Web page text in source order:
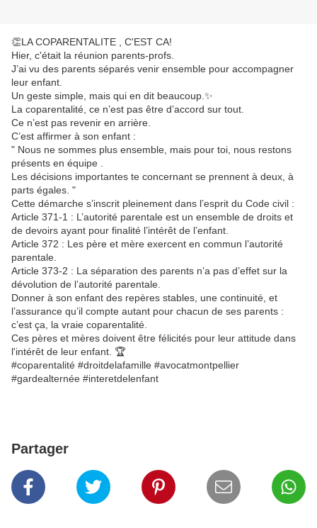
👏LA COPARENTALITE , C'EST CA!
Hier, c'était la réunion parents-profs.
J’ai vu des parents séparés venir ensemble pour accompagner
leur enfant.
Un geste simple, mais qui en dit beaucoup.✨
La coparentalité, ce n’est pas être d’accord sur tout.
Ce n’est pas revenir en arrière.
C’est affirmer à son enfant :
" Nous ne sommes plus ensemble, mais pour toi, nous restons
présents en équipe .
Les décisions importantes te concernant se prennent à deux, à
parts égales. "
Cette démarche s’inscrit pleinement dans l’esprit du Code civil :
Article 371-1 : L’autorité parentale est un ensemble de droits et
de devoirs ayant pour finalité l’intérêt de l’enfant.
Article 372 : Les père et mère exercent en commun l’autorité
parentale.
Article 373-2 : La séparation des parents n’a pas d’effet sur la
dévolution de l’autorité parentale.
Donner à son enfant des repères stables, une continuité, et
l’assurance qu’il compte autant pour chacun de ses parents :
c’est ça, la vraie coparentalité.
Ces pères et mères doivent être félicités pour leur attitude dans
l'intérêt de leur enfant. 🏆
#coparentalité #droitdelafamille #avocatmontpellier
#gardealternée #interetdelenfant
Partager